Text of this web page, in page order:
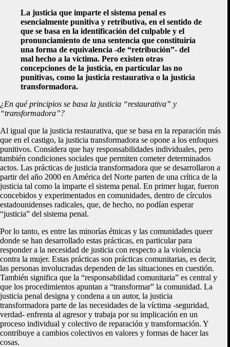
La justicia que imparte el sistema penal es
esencialmente punitiva y retributiva, en el sentido de
que se basa en la identificación del culpable y el
pronunciamiento de una sentencia que constituiría
una forma de equivalencia -de “retribución”- del
mal hecho a la víctima. Pero existen otras
concepciones de la justicia, en particular las no
punitivas, como la justicia restaurativa o la justicia
transformadora.
¿En qué principios se basa la justicia “restaurativa” y
“transformadora”?
Al igual que la justicia restaurativa, que se basa en la reparación más
que en el castigo, la justicia transformadora se opone a los enfoques
punitivos. Considera que hay responsabilidades individuales, pero
también condiciones sociales que permiten cometer determinados
actos. Las prácticas de justicia transformadora que se desarrollaron a
partir del año 2000 en América del Norte parten de una crítica de la
justicia tal como la imparte el sistema penal. En primer lugar, fueron
concebidos y experimentados en comunidades, dentro de círculos
estadounidenses radicales, que, de hecho, no podían esperar
“justicia” del sistema penal.
Por lo tanto, es entre las minorías étnicas y las comunidades queer
donde se han desarrollado estas prácticas, en particular para
responder a la necesidad de justicia con respecto a la violencia
contra la mujer. Estas prácticas son prácticas comunitarias, es decir,
las personas involucradas dependen de las situaciones en cuestión.
También significa que la “responsabilidad comunitaria” es central y
que los procedimientos apuntan a “transformar” la comunidad. La
justicia penal designa y condena a un autor, la justicia
transformadora parte de las necesidades de la víctima -seguridad,
verdad- enfrenta al agresor y trabaja por su implicación en un
proceso individual y colectivo de reparación y transformación. Y
contribuye a cambios colectivos en valores y formas de hacer las
cosas.